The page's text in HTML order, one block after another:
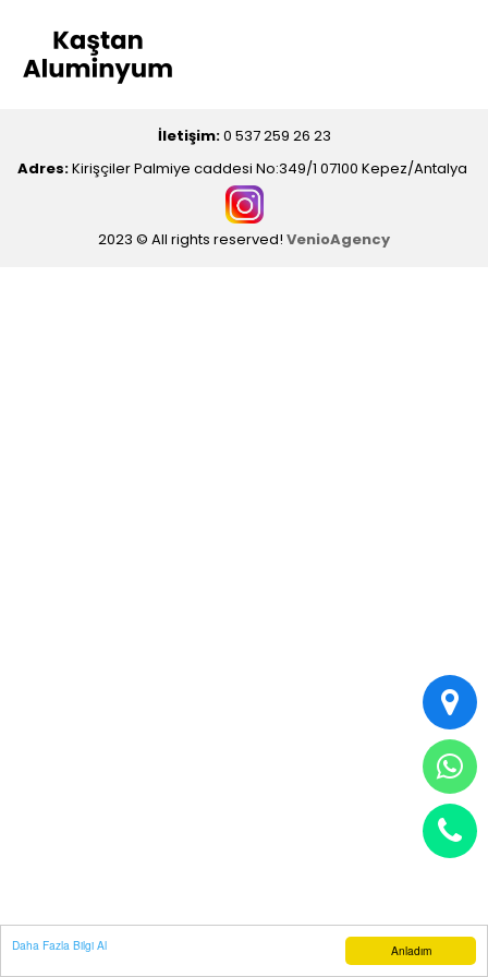
Anladım
Daha Fazla Bilgi Al
İletişim:0 537 259 26 23
Adres:Kirişçiler Palmiye caddesi No:349/1 07100 Kepez/Antalya
2023 © All rights reserved! VenioAgency